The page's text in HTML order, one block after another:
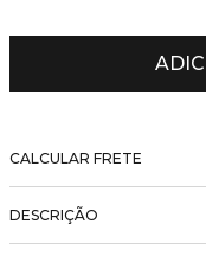
CALCULAR FRETE
DESCRIÇÃO